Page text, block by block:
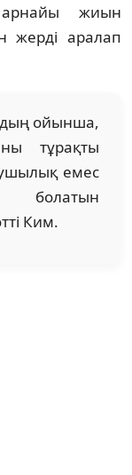
арнайы жиын
жерді аралап
ойынша,
тұрақты
емес
болатын
Ким.